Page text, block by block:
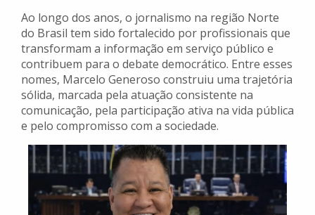
Ao longo dos anos, o jornalismo na região Norte
do Brasil tem sido fortalecido por profissionais que
transformam a informação em serviço público e
contribuem para o debate democrático. Entre esses
nomes, Marcelo Generoso construiu uma trajetória
sólida, marcada pela atuação consistente na
comunicação, pela participação ativa na vida pública
e pelo compromisso com a sociedade.